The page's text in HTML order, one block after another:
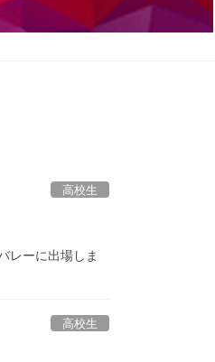
高校生
レーに出場しま
高校生